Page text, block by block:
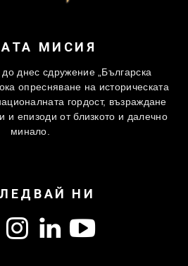
МИСИЯ
днес сдружение „Българска
опресняване на историческата
гордост, възраждане
и епизоди от близкото и далечно
минало.
НИ